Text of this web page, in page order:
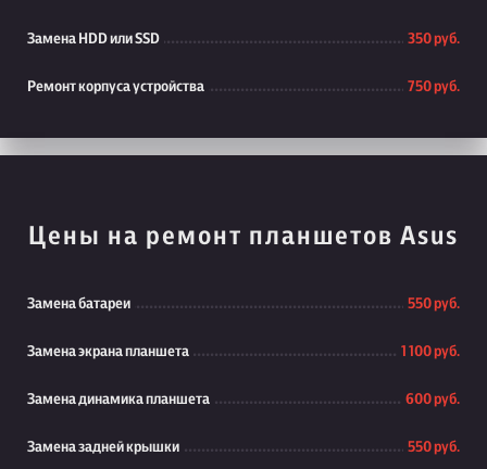
Замена HDD или SSD 350 руб.
Ремонт корпуса устройства 750 руб.
Цены на ремонт планшетов Asus
Замена батареи 550 руб.
Замена экрана планшета 1 100 руб.
Замена динамика планшета 600 руб.
Замена задней крышки 550 руб.